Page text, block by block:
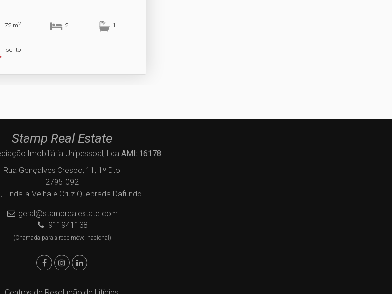
72 m2 2 1
Isento
Stamp Real Estate
Imobiliária Unipessoal, Lda AMI: 16178
Rua Gonçalves Crespo, 11, 1º Dto
2795-092
Linda-a-Velha e Cruz Quebrada-Dafundo
geral@stamprealestate.com
911941138
(Chamada para a rede móvel nacional)